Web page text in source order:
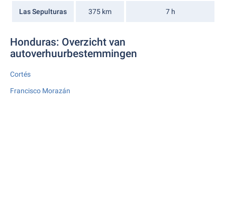
Las Sepulturas 375 km 7 h
Honduras: Overzicht van
autoverhuurbestemmingen
Cortés
Francisco Morazán